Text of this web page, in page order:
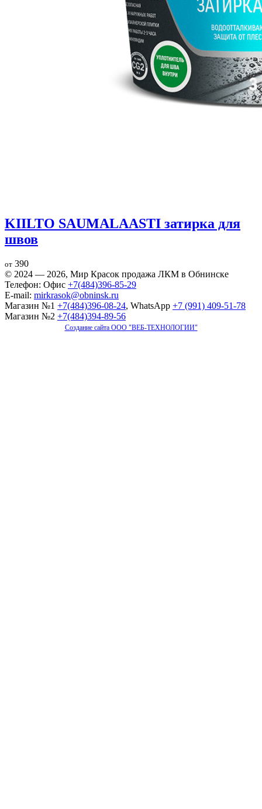
KIILTO SAUMALAASTI затирка для
швов
от 390
© 2024 — 2026, Мир Красок продажа ЛКМ в Обнинске
Телефон: Офис +7(484)396-85-29
E-mail: mirkrasok@obninsk.ru
Магазин №1 +7(484)396-08-24, WhatsApp +7 (991) 409-51-78
Магазин №2 +7(484)394-89-56
Создание сайта ООО "ВЕБ-ТЕХНОЛОГИИ"